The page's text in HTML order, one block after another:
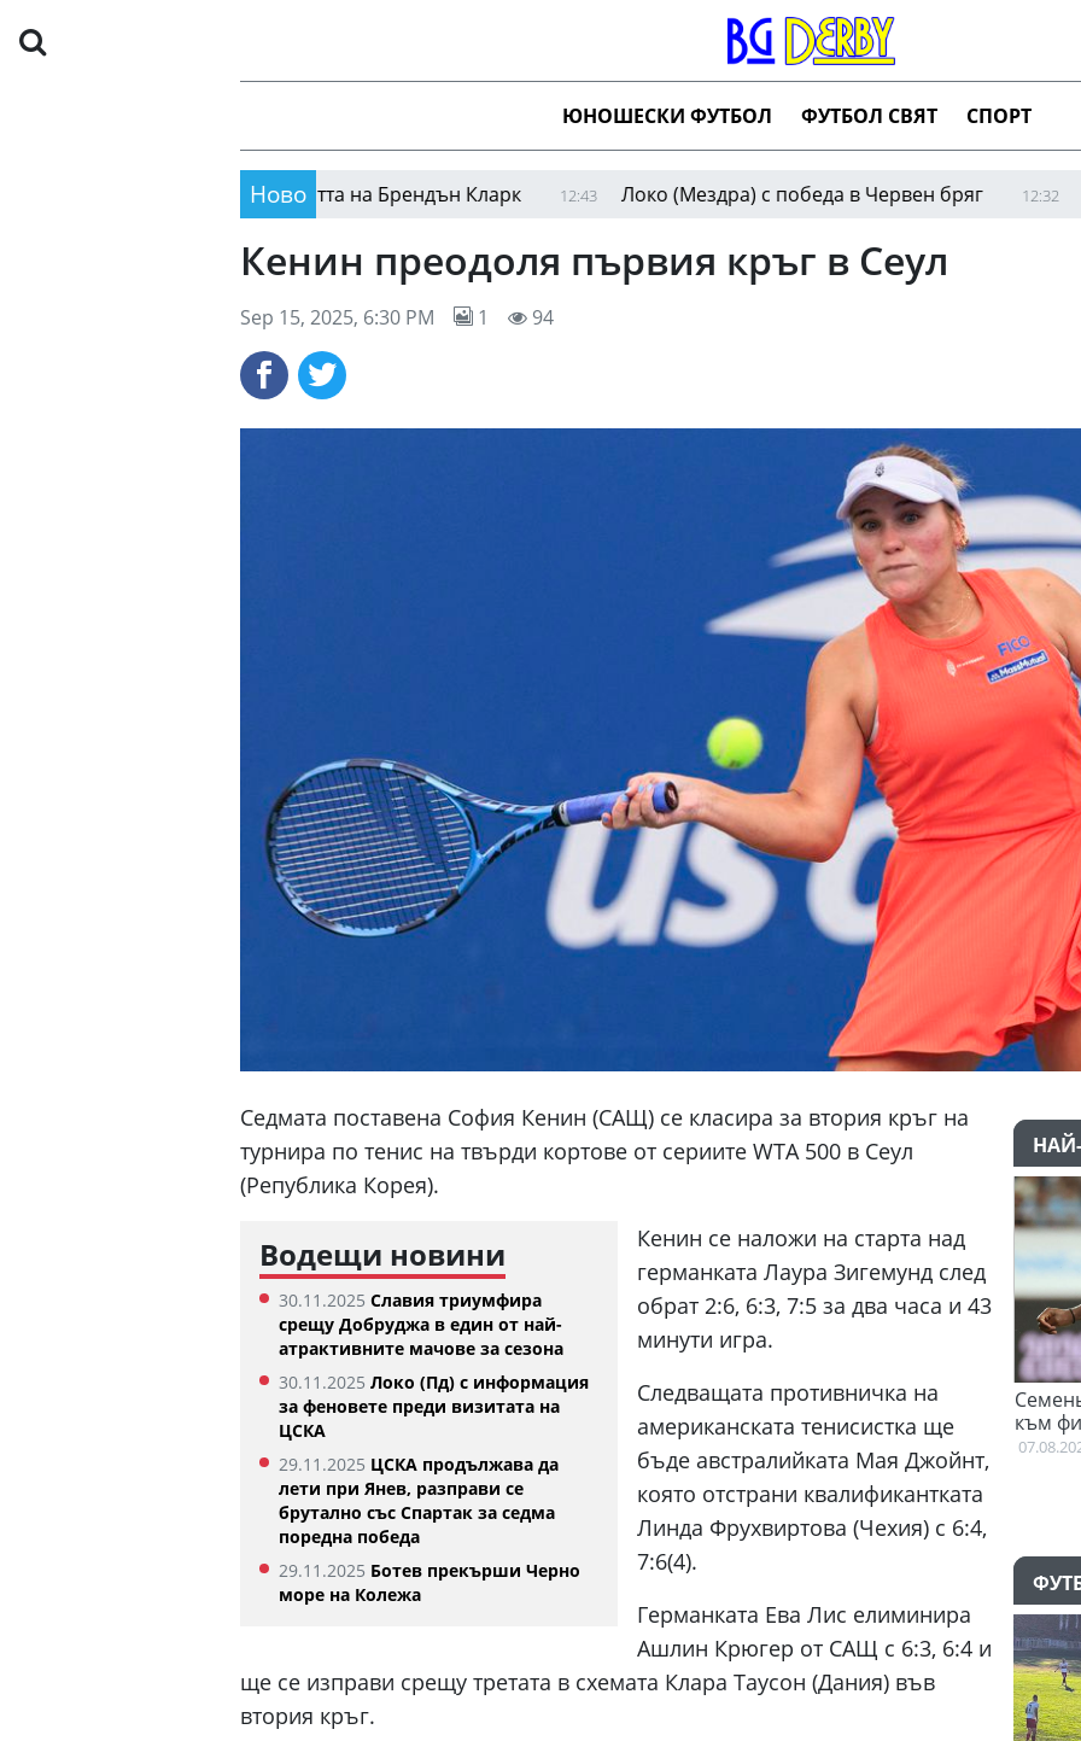
ЮНОШЕСКИ ФУТБОЛ ФУТБОЛ СВЯТ СПОРТ
Ново
причината за смъртта на Брендън Кларк 12:43 Локо (Мездра) с победа в Червен бряг 12:32
Кенин преодоля първия кръг в Сеул
Sep 15, 2025, 6:30 PM 1 94
Седмата поставена София Кенин (САЩ) се класира за втория кръг на
турнира по тенис на твърди кортове от сериите WTA 500 в Сеул
(Република Корея).
Водещи новини
30.11.2025 Славия триумфира
срещу Добруджа в един от най-
атрактивните мачове за сезона
30.11.2025 Локо (Пд) с информация
за феновете преди визитата на
ЦСКА
29.11.2025 ЦСКА продължава да
лети при Янев, разправи се
брутално със Спартак за седма
поредна победа
29.11.2025 Ботев прекърши Черно
море на Колежа
Кенин се наложи на старта над
германката Лаура Зигемунд след
обрат 2:6, 6:3, 7:5 за два часа и 43
минути игра.
Следващата противничка на
американската тенисистка ще
бъде австралийката Мая Джойнт,
която отстрани квалификантката
Линда Фрухвиртова (Чехия) с 6:4,
7:6(4).
Германката Ева Лис елиминира
Ашлин Крюгер от САЩ с 6:3, 6:4 и
ще се изправи срещу третата в схемата Клара Таусон (Дания) във
втория кръг.
Къри няма намерение да напуска
Синер вече тренира
07.08.2026
Семеньо: Трябва да се
към философията на Мареска
07.08.2026